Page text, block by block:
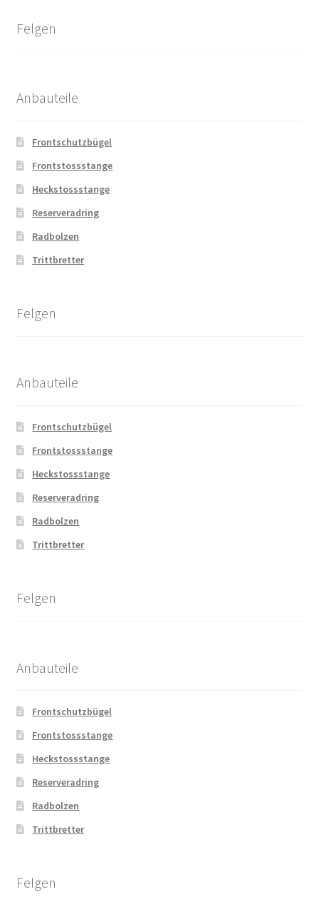
Felgen
Anbauteile
Frontschutzbügel
Frontstossstange
Heckstossstange
Reserveradring
Radbolzen
Trittbretter
Felgen
Anbauteile
Frontschutzbügel
Frontstossstange
Heckstossstange
Reserveradring
Radbolzen
Trittbretter
Felgen
Anbauteile
Frontschutzbügel
Frontstossstange
Heckstossstange
Reserveradring
Radbolzen
Trittbretter
Felgen